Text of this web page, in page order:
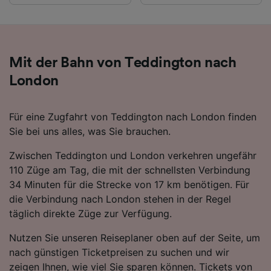
Mit der Bahn von Teddington nach
London
Für eine Zugfahrt von Teddington nach London finden
Sie bei uns alles, was Sie brauchen.
Zwischen Teddington und London verkehren ungefähr
110 Züge am Tag, die mit der schnellsten Verbindung
34 Minuten für die Strecke von 17 km benötigen. Für
die Verbindung nach London stehen in der Regel
täglich direkte Züge zur Verfügung.
Nutzen Sie unseren Reiseplaner oben auf der Seite, um
nach günstigen Ticketpreisen zu suchen und wir
zeigen Ihnen, wie viel Sie sparen können. Tickets von